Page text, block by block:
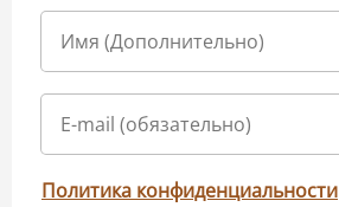
Политика конфиденциальности